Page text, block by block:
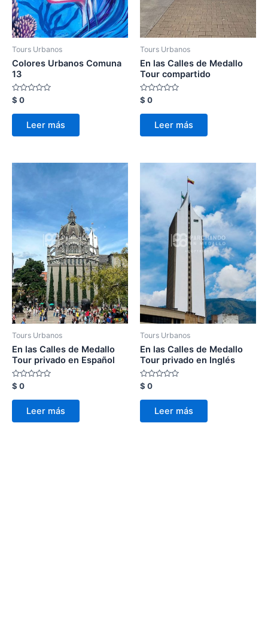
Tours Urbanos
Colores Urbanos Comuna
13
Valorado
con
0
$ 0
Leer más
Tours Urbanos
En las Calles de Medallo
Tour compartido
Valorado
con
0
$ 0
Leer más
Tours Urbanos
En las Calles de Medallo
Tour privado en Español
Valorado
con
0
$ 0
Leer más
Tours Urbanos
En las Calles de Medallo
Tour privado en Inglés
Valorado
con
0
$ 0
Leer más